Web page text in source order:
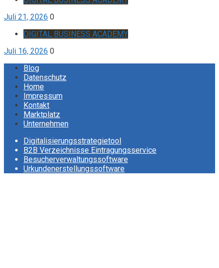
Juli 21, 2026 0
DIGITAL BUSINESS ACADEMY
Juli 16, 2026 0
Blog
Datenschutz
Home
Impressum
Kontakt
Marktplatz
Unternehmen
Digitalisierungsstrategietool
B2B Verzeichnisse Eintragungsservice
Besucherverwaltungssoftware
Urkundenerstellungssoftware